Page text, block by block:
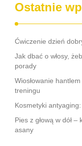
Ostatnie
Ćwiczenie dzień
Jak dbać o włosy,
porady
Wiosłowanie
treningu
Kosmetyki
Pies z głową w dół
asany